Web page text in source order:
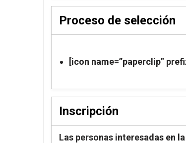
Proceso de selección
[icon name=”paperclip”
Inscripción
Las personas interesadas en